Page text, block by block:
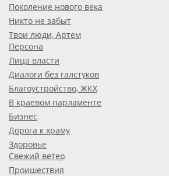
Поколение нового века
Никто не забыт
Твои люди, Артем
Персона
Лица власти
Диалоги без галстуков
Благоустройство, ЖКХ
В краевом парламенте
Бизнес
Дорога к храму
Здоровье
Свежий ветер
Проишествия